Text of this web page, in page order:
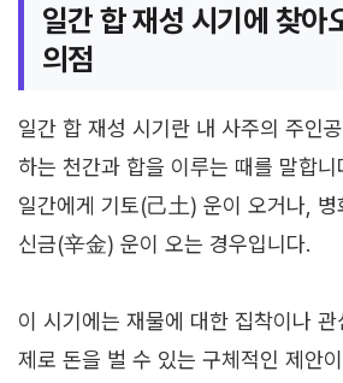
일간 합 재성 시기에 찾아
의점
일간 합 재성 시기란 내 사주의 주인
하는 천간과 합을 이루는 때를 말합
일간에게 기토(己土) 운이 오거나,
신금(辛金) 운이 오는 경우입니다.
이 시기에는 재물에 대한 집착이나
제로 돈을 벌 수 있는 구체적인 제안